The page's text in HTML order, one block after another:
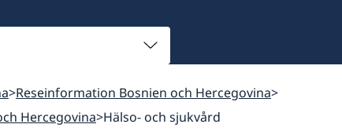
Reseinformation Bosnien och Hercegovina
Hercegovina Hälso- och sjukvård